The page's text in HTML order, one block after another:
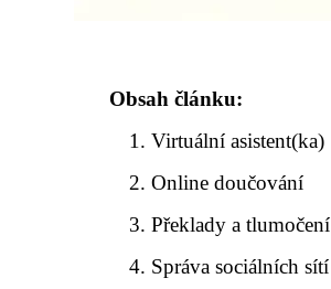
Obsah článku:
Virtuální asistent(ka)
Online doučování
Překlady a tlumočení
Správa sociálních sítí